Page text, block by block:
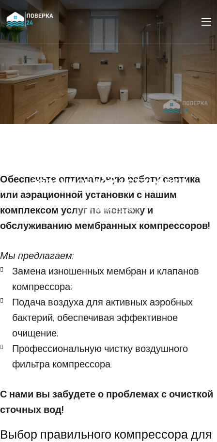
аэрационной установки
04 МАЯ 2025
Обеспечьте оптимальную работу септика
или аэрационной установки с нашим
комплексом услуг по монтажу и
обслуживанию мембранных компрессоров!
Мы предлагаем:
Замена изношенных мембран и клапанов
компрессора;
Подача воздуха для активных аэробных
бактерий, обеспечивая эффективное
очищение;
Профессиональную чистку воздушного
фильтра компрессора.
С нами вы забудете о проблемах с очисткой
сточных вод!
Выбор правильного компрессора для